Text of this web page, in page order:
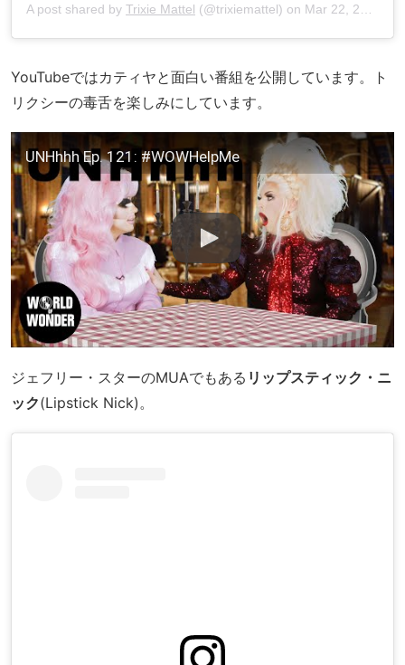
A post shared by Trixie Mattel (@trixiemattel) on Mar 22, 2020 at 3:16pm PDT
YouTubeではカティヤと面白い番組を公開しています。ト
リクシーの毒舌を楽しみにしています。
UNHhhh Ep. 121: #WOWHelpMe
ジェフリー・スターのMUAでもある リップスティック・ニ
ック(Lipstick Nick)。